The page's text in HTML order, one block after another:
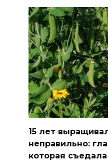
15 лет
неправильно:
которая